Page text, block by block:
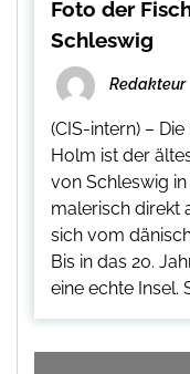
Foto der
Schleswig
Redakteur
(CIS-intern) –
Holm ist der
von Schleswig
malerisch direkt
sich vom
Bis in das 20.
eine echte Insel.